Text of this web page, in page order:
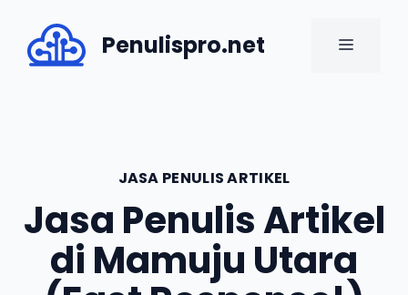
content
Penulispro.net MENU
JASA PENULIS ARTIKEL
Jasa Penulis Artikel
di Mamuju Utara